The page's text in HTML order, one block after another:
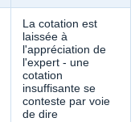
La cotation est
laissée à
l'appréciation de
l'expert - une
cotation
insuffisante se
conteste par voie
de dire